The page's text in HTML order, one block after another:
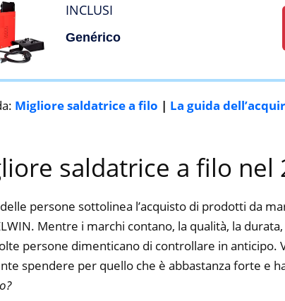
INCLUSI
Genérico
Migliore saldatrice a filo | La guida
saldatrice a filo nel
persone sottolinea l’acquisto di prodotti da
Mentre i marchi contano, la qualità, la
persone dimenticano di controllare in anticipo.
spendere per quello che è abbastanza forte e